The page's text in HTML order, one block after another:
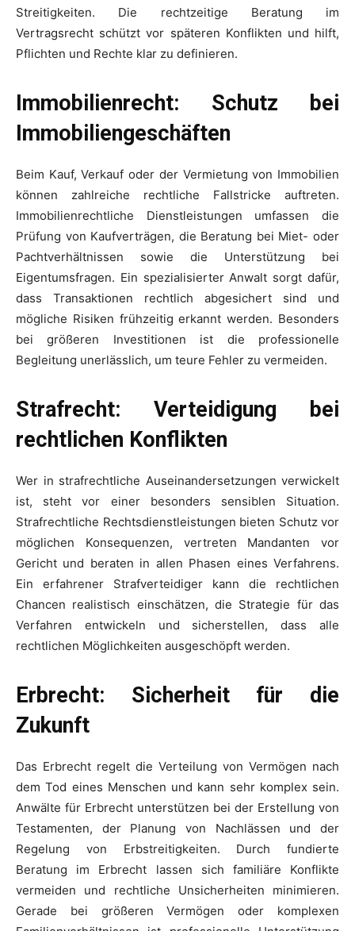
Streitigkeiten. Die rechtzeitige Beratung im
Vertragsrecht schützt vor späteren Konflikten und hilft,
Pflichten und Rechte klar zu definieren.
Immobilienrecht: Schutz bei
Immobiliengeschäften
Beim Kauf, Verkauf oder der Vermietung von Immobilien
können zahlreiche rechtliche Fallstricke auftreten.
Immobilienrechtliche Dienstleistungen umfassen die
Prüfung von Kaufverträgen, die Beratung bei Miet- oder
Pachtverhältnissen sowie die Unterstützung bei
Eigentumsfragen. Ein spezialisierter Anwalt sorgt dafür,
dass Transaktionen rechtlich abgesichert sind und
mögliche Risiken frühzeitig erkannt werden. Besonders
bei größeren Investitionen ist die professionelle
Begleitung unerlässlich, um teure Fehler zu vermeiden.
Strafrecht: Verteidigung bei
rechtlichen Konflikten
Wer in strafrechtliche Auseinandersetzungen verwickelt
ist, steht vor einer besonders sensiblen Situation.
Strafrechtliche Rechtsdienstleistungen bieten Schutz vor
möglichen Konsequenzen, vertreten Mandanten vor
Gericht und beraten in allen Phasen eines Verfahrens.
Ein erfahrener Strafverteidiger kann die rechtlichen
Chancen realistisch einschätzen, die Strategie für das
Verfahren entwickeln und sicherstellen, dass alle
rechtlichen Möglichkeiten ausgeschöpft werden.
Erbrecht: Sicherheit für die
Zukunft
Das Erbrecht regelt die Verteilung von Vermögen nach
dem Tod eines Menschen und kann sehr komplex sein.
Anwälte für Erbrecht unterstützen bei der Erstellung von
Testamenten, der Planung von Nachlässen und der
Regelung von Erbstreitigkeiten. Durch fundierte
Beratung im Erbrecht lassen sich familiäre Konflikte
vermeiden und rechtliche Unsicherheiten minimieren.
Gerade bei größeren Vermögen oder komplexen